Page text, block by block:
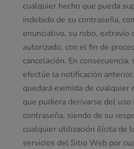
cualquier hecho que pueda
indebido de su contraseña,
enunciativo, su robo, extravío
autorizado, con el fin de
cancelación. En
efectúe la notificación
quedará eximida de cualquier
que pudiera derivarse del uso
contraseña, siendo de su
cualquier utilización ilícita de
servicios del Sitio Web por